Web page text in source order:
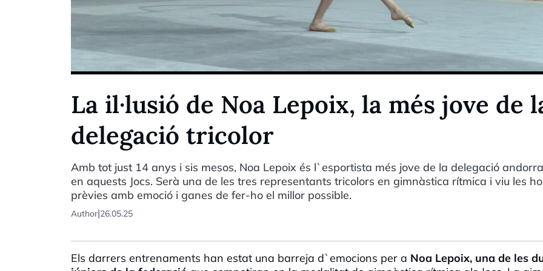
La il·lusió de Noa Lepoix, la més jove de
delegació tricolor
Amb tot just 14 anys i sis mesos, Noa Lepoix és l`esportista més jove de la delegació
en aquests Jocs. Serà una de les tres representants tricolors en gimnàstica rítmica i viu les
prèvies amb emoció i ganes de fer-ho el millor possible.
Author|26.05.25
Els darrers entrenaments han estat una barreja d`emocions per a Noa Lepoix, una de les